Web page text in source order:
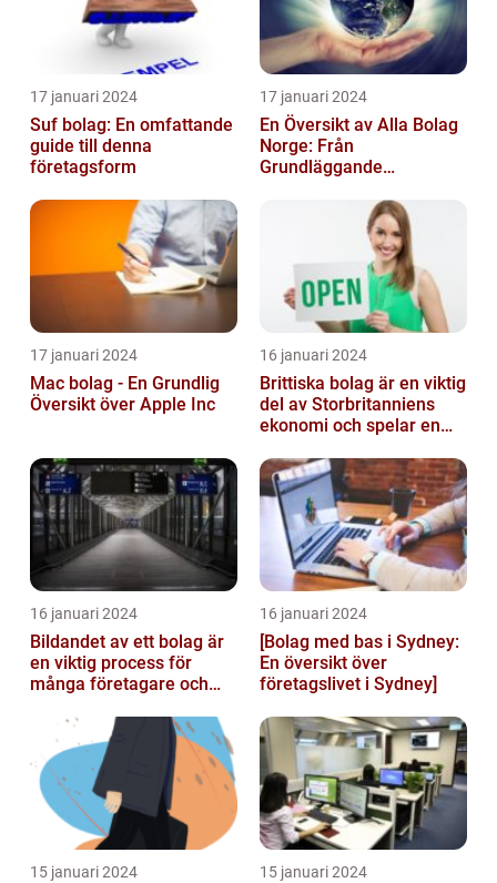
17 januari 2024
Suf bolag: En omfattande
guide till denna
företagsform
17 januari 2024
En Översikt av Alla Bolag
Norge: Från
Grundläggande
Kvantitativa Mätningar
17 januari 2024
Mac bolag - En Grundlig
Översikt över Apple Inc
16 januari 2024
Brittiska bolag är en viktig
del av Storbritanniens
ekonomi och spelar en
landets...
16 januari 2024
Bildandet av ett bolag är
en viktig process för
många företagare och
starta ...
16 januari 2024
[Bolag med bas i Sydney:
En översikt över
företagslivet i Sydney]
15 januari 2024 15 januari 2024